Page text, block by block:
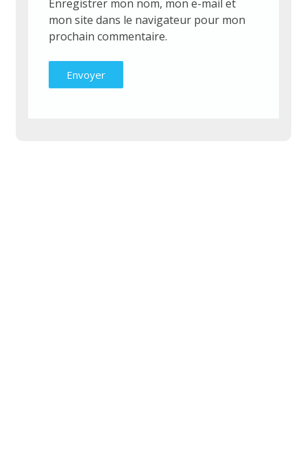
Enregistrer mon nom, mon e-mail et
mon site dans le navigateur pour mon
prochain commentaire.